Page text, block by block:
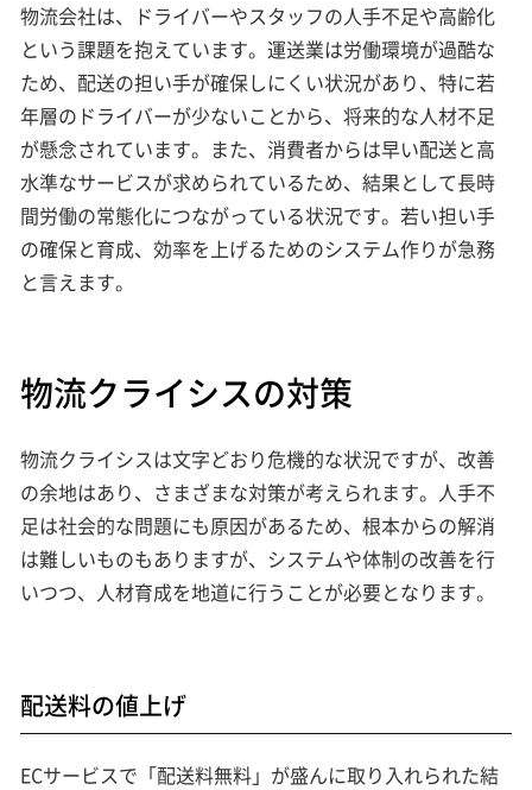
物流会社は、ドライバーやスタッフの人手不足や高齢化
という課題を抱えています。運送業は労働環境が過酷な
ため、配送の担い手が確保しにくい状況があり、特に若
年層のドライバーが少ないことから、将来的な人材不足
が懸念されています。また、消費者からは早い配送と高
水準なサービスが求められているため、結果として長時
間労働の常態化につながっている状況です。若い担い手
の確保と育成、効率を上げるためのシステム作りが急務
と言えます。
物流クライシスの対策
物流クライシスは文字どおり危機的な状況ですが、改善
の余地はあり、さまざまな対策が考えられます。人手不
足は社会的な問題にも原因があるため、根本からの解消
は難しいものもありますが、システムや体制の改善を行
いつつ、人材育成を地道に行うことが必要となります。
配送料の値上げ
ECサービスで「配送料無料」が盛んに取り入れられた結